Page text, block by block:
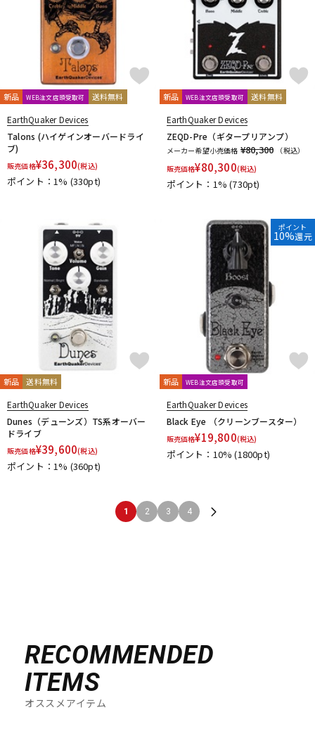
新品 WEB注文店頭受取可 送料無料
EarthQuaker Devices
Talons (ハイゲインオーバードライ
ブ)
販売価格¥36,300(税込)
ポイント：1% (330pt)
新品 WEB注文店頭受取可 送料無料
EarthQuaker Devices
ZEQD-Pre（ギタープリアンプ）
メーカー希望小売価格 ¥80,300
（税込）
販売価格¥80,300(税込)
ポイント：1%(730pt)
新品 送料無料
EarthQuaker Devices
Dunes（デューンズ）TS系オーバー
ドライブ
販売価格¥39,600(税込)
ポイント：1% (360pt)
ポイント
10%還元
新品 WEB注文店頭受取可
EarthQuaker Devices
Black Eye （クリーンブースター）
販売価格¥19,800(税込)
ポイント：10%(1800pt)
1 2 3 4
RECOMMENDED
ITEMS
オススメアイテム